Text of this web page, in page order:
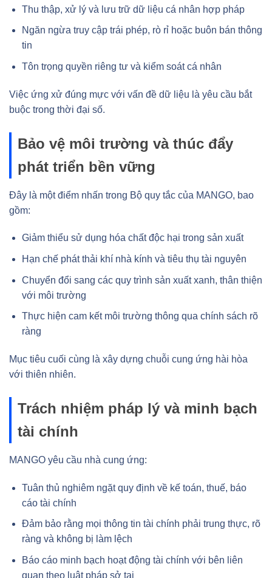
Thu thập, xử lý và lưu trữ dữ liệu cá nhân hợp pháp
Ngăn ngừa truy cập trái phép, rò rỉ hoặc buôn bán thông
tin
Tôn trọng quyền riêng tư và kiểm soát cá nhân
Việc ứng xử đúng mực với vấn đề dữ liệu là yêu cầu bắt
buộc trong thời đại số.
Bảo vệ môi trường và thúc đẩy
phát triển bền vững
Đây là một điểm nhấn trong Bộ quy tắc của MANGO, bao
gồm:
Giảm thiểu sử dụng hóa chất độc hại trong sản xuất
Hạn chế phát thải khí nhà kính và tiêu thụ tài nguyên
Chuyển đổi sang các quy trình sản xuất xanh, thân thiện
với môi trường
Thực hiện cam kết môi trường thông qua chính sách rõ
ràng
Mục tiêu cuối cùng là xây dựng chuỗi cung ứng hài hòa
với thiên nhiên.
Trách nhiệm pháp lý và minh bạch
tài chính
MANGO yêu cầu nhà cung ứng:
Tuân thủ nghiêm ngặt quy định về kế toán, thuế, báo
cáo tài chính
Đảm bảo rằng mọi thông tin tài chính phải trung thực, rõ
ràng và không bị làm lệch
Báo cáo minh bạch hoạt động tài chính với bên liên
quan theo luật pháp sở tại